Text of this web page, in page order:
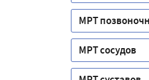
МРТ
МРТ сосудов